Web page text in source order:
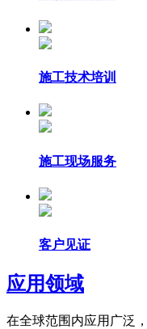
施工技术培训
施工现场服务
客户见证
应用领域
在全球范围内应用广泛